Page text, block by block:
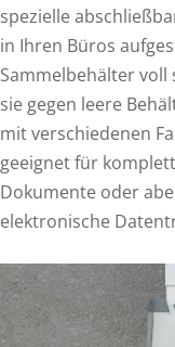
spezielle
in Ihren Büros
Sammelbehälter voll
sie gegen leere
mit verschiedenen
geeignet für
Dokumente oder
elektronische